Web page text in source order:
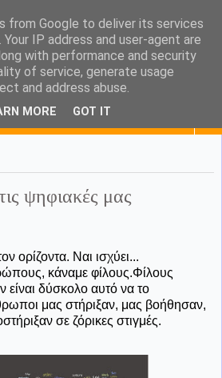
you...tea
ψηφιακές μας
ορίζοντα. Ναι ισχύει...
κάναμε φίλους.Φίλους
είναι δύσκολο αυτό να το
μας στήριξαν, μας βοήθησαν,
σε ζόρικες στιγμές.
from Google to deliver its services
IP address and user-agent are
with performance and security
of service, generate usage
and address abuse.
MORE GOT IT